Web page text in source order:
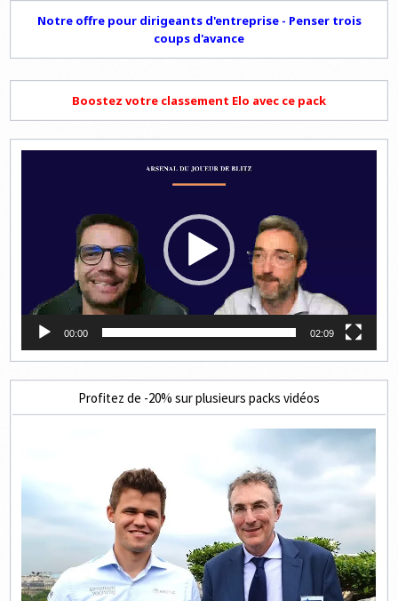
Notre offre pour dirigeants d'entreprise - Penser trois
coups d'avance
Boostez votre classement Elo avec ce pack
00:00 02:09
Profitez de -20% sur plusieurs packs vidéos